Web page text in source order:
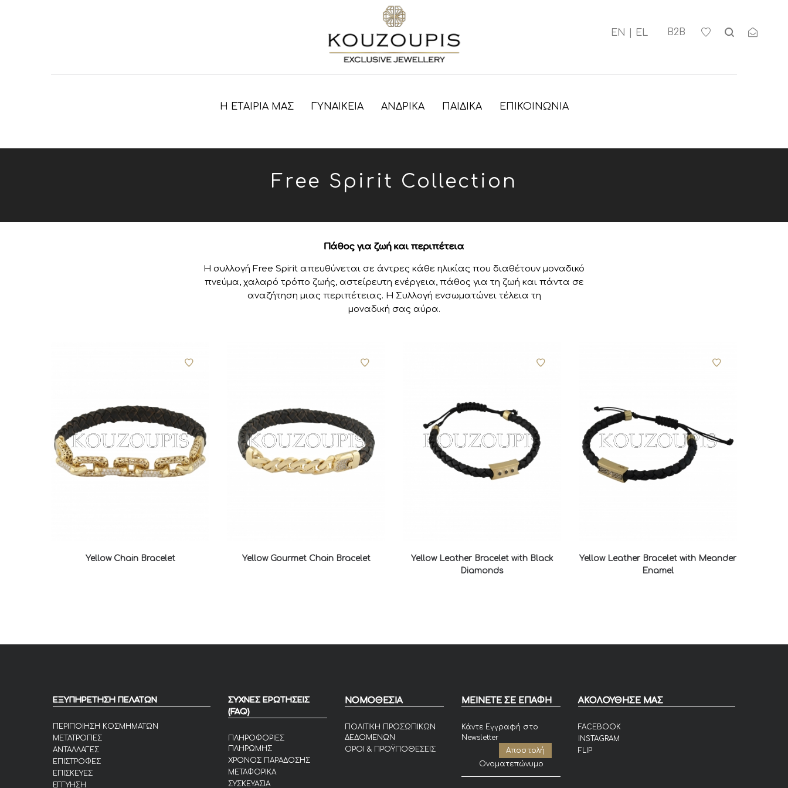
Β2Β
Η ΕΤΑΙΡΊΑ ΜΑΣ ΓΥΝΑΙΚΕΊΑ ΑΝΔΡΙΚΑ ΠΑΙΔΙΚΑ ΕΠΙΚΟΙΝΩΝΊΑ
Free Spirit Collection
Πάθος για ζωή και περιπέτεια
Η συλλογή Free Spirit απευθύνεται σε άντρες κάθε ηλικίας που διαθέτουν μοναδικό
πνεύμα, χαλαρό τρόπο ζωής, αστείρευτη ενέργεια, πάθος για τη ζωή και πάντα σε
αναζήτηση μιας περιπέτειας. Η Συλλογή ενσωματώνει τέλεια τη
μοναδική σας αύρα.
Yellow Chain Bracelet Yellow Gourmet Chain Bracelet
Yellow Leather Bracelet with Black
Diamonds
Yellow Leather Bracelet with Meander
Enamel
ΕΞΥΠΗΡΕΤΗΣΗ ΠΕΛΑΤΩΝ
ΠΕΡΙΠΟΙΗΣΗ ΚΟΣΜΗΜΑΤΩΝ
ΜΕΤΑΤΡΟΠΕΣ
ΑΝΤΑΛΛΑΓΕΣ
ΕΠΙΣΤΡΟΦΕΣ
ΕΠΙΣΚΕΥΕΣ
ΕΓΓΥΗΣΗ
ΣΥΧΝΕΣ ΕΡΩΤΗΣΕΙΣ
(FAQ)
ΠΛΗΡΟΦΟΡΙΕΣ
ΠΛΗΡΩΜΗΣ
ΧΡΟΝΟΣ ΠΑΡΑΔΟΣΗΣ
ΜΕΤΑΦΟΡΙΚΑ
ΣΥΣΚΕΥΑΣΙΑ
ΝΟΜΟΘΕΣΙΑ
ΠΟΛΙΤΙΚΗ ΠΡΟΣΩΠΙΚΩΝ
ΔΕΔΟΜΕΝΩΝ
ΟΡΟΙ & ΠΡΟΫΠΟΘΕΣΕΙΣ
ΜΕΙΝΕΤΕ ΣΕ ΕΠΑΦΗ
Κάντε Εγγραφή στο
Newsletter
ΑΚΟΛΟΥΘΗΣΕ ΜΑΣ
FACEBOOK
INSTAGRAM
FLIP